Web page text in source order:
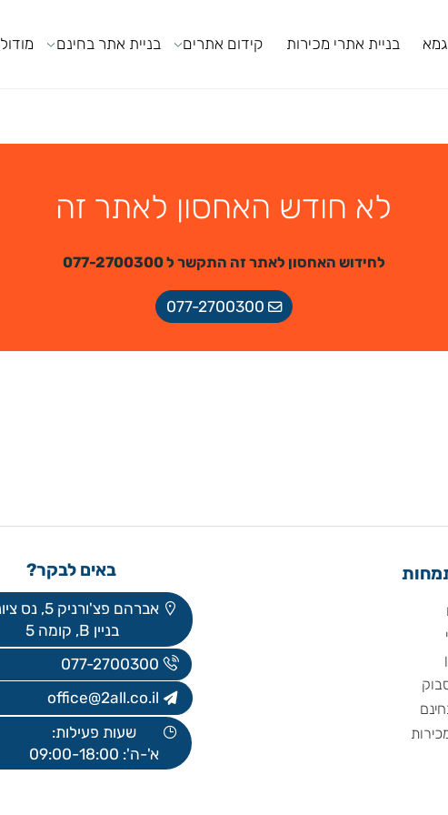
בניית אתרי מכירות קידום אתרים בניית אתר בחינם מודולים
לא חודש האחסון לאתר זה
לחידוש האחסון לאתר זה התקשר ל 077-2700300
077-2700300
באים לבקר?
אברהם פצ'ורניק 5, נס ציונה
בניין B, קומה 5
077-2700300
office@2all.co.il
שעות פעילות: